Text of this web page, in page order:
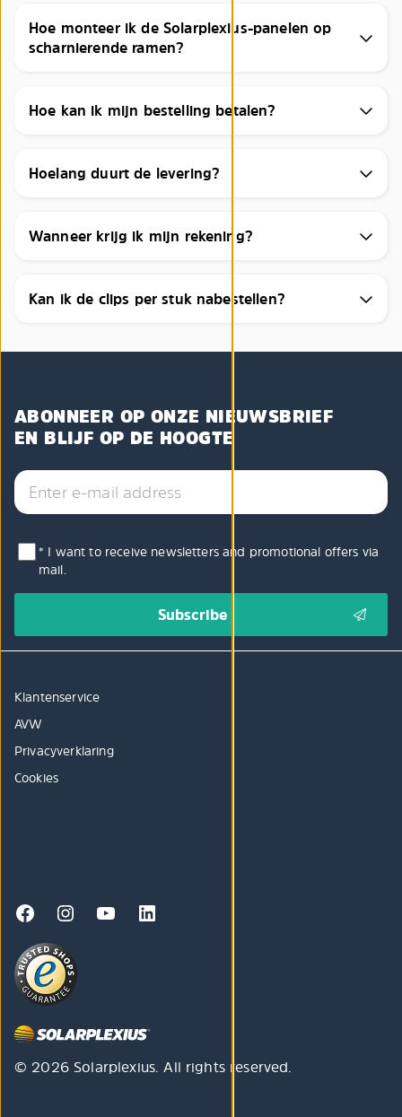
Hoe monteer ik de Solarplexius-panelen op
scharnierende ramen?
Hoe kan ik mijn bestelling betalen?
Hoelang duurt de levering?
Wanneer krijg ik mijn rekening?
Kan ik de clips per stuk nabestellen?
ABONNEER OP ONZE NIEUWSBRIEF
EN BLIJF OP DE HOOGTE
* I want to receive newsletters and promotional offers via
mail.
Klantenservice
AVW
Privacyverklaring
Cookies
© 2026 Solarplexius. All rights reserved.